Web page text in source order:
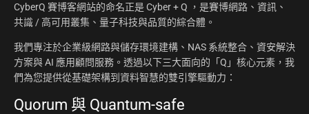
CyberQ 賽博客網站的命名正是 Cyber + Q ，是賽博網路、資訊、
共識 / 高可用叢集、量子科技與品質的綜合體。
我們專注於企業級網路與儲存環境建構、NAS 系統整合、資安解決
方案與 AI 應用顧問服務。透過以下三大面向的「Q」核心元素，我
們為您提供從基礎架構到資料智慧的雙引擎驅動力：
Quorum 與 Quantum-safe